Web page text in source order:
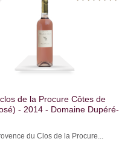
de la Procure Côtes de
- 2014 - Domaine Dupéré-
du Clos de la Procure...